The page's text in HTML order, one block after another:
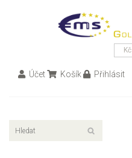
Kč
Účet Košík Přihlásit